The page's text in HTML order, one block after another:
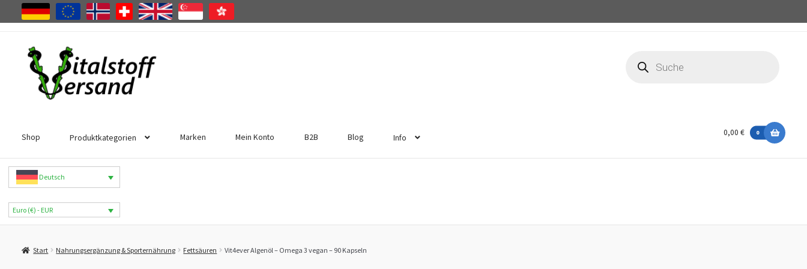
Zur
Navigation
springen
Zum
Inhalt
springen
search
Shop Produktkategorien Marken Mein Konto B2B Blog Info
0,00 € 0
Deutsch
Euro (€) - EUR
Start Nahrungsergänzung & Sporternährung Fettsäuren Vit4ever Algenöl – Omega 3 vegan – 90 Kapseln